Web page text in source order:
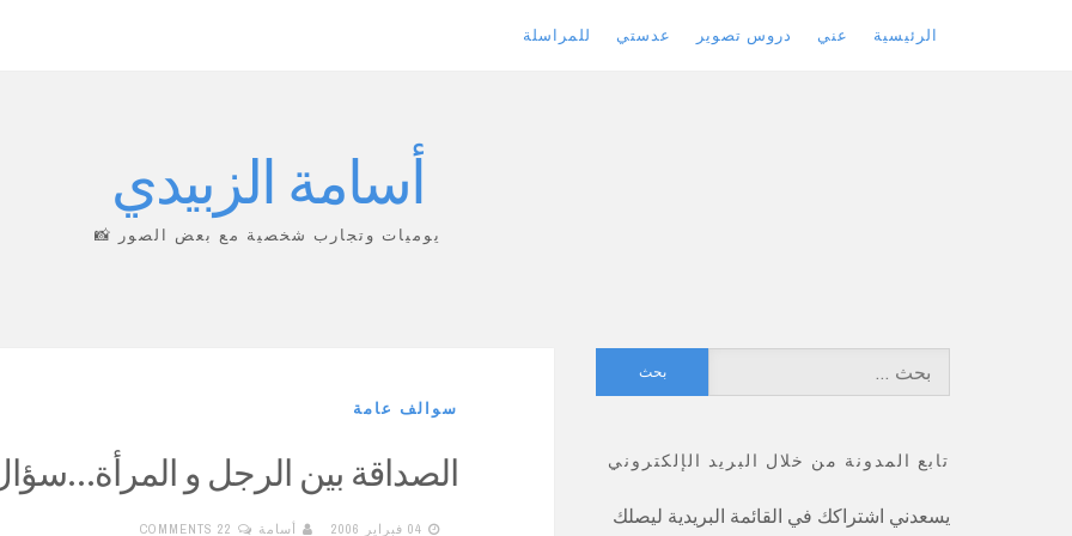
الرئيسية عني دروس تصوير عدستي للمراسلة
أسامة الزبيدي
يوميات وتجارب شخصية مع بعض الصور 📸
سوالف عامة
الصداقة بين الرجل و
04 فبراير 2006 أسامة 22 COMMENTS
البحث
عن:
تابع المدونة من خلال البريد الإلكتروني
يسعدني اشتراكك في القائمة البريدية ليصلك